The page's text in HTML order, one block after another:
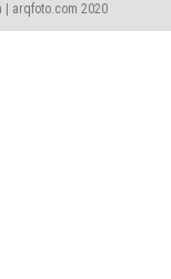
arqfoto.com 2020